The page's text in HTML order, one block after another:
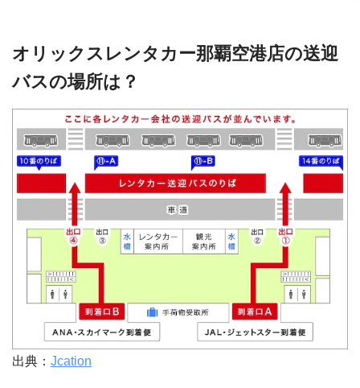
オリックスレンタカー那覇空港店の送迎
バスの場所は？
出典： Jcation